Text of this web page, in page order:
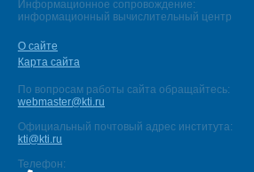
Информационное сопровождение:
информационный вычислительный центр
О сайте
Карта сайта
По вопросам работы сайта обращайтесь:
webmaster@kti.ru
Официальный почтовый адрес института:
kti@kti.ru
Телефон: